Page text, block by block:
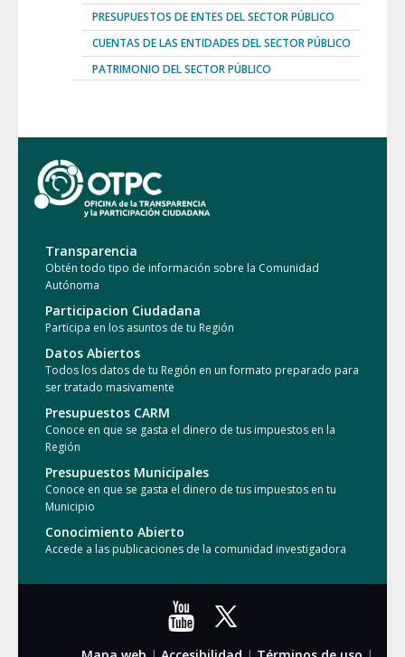
PRESUPUESTOS DE ENTES DEL SECTOR PÚBLICO
CUENTAS DE LAS ENTIDADES DEL SECTOR PÚBLICO
PATRIMONIO DEL SECTOR PÚBLICO
Transparencia
Obtén todo tipo de información sobre la Comunidad
Autónoma
Participacion Ciudadana
Participa en los asuntos de tu Región
Datos Abiertos
Todos los datos de tu Región en un formato preparado para
ser tratado masivamente
Presupuestos CARM
Conoce en que se gasta el dinero de tus impuestos en la
Región
Presupuestos Municipales
Conoce en que se gasta el dinero de tus impuestos en tu
Municipio
Conocimiento Abierto
Accede a las publicaciones de la comunidad investigadora